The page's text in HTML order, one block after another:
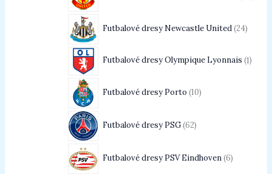
Futbalové dresy Newcastle United 24
Futbalové dresy Olympique Lyonnais 1
Futbalové dresy Porto 10
Futbalové dresy PSG 62
Futbalové dresy PSV Eindhoven 6